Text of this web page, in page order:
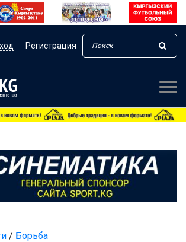
Регистрация
/ Борьба